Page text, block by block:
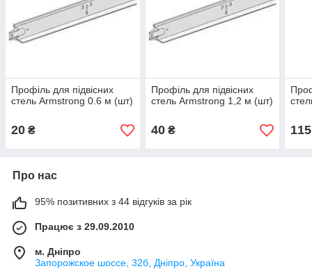
Профіль для підвісних
стель Armstrong 0.6 м (шт)
20 ₴
Профіль для підвісних
стель Armstrong 1,2 м (шт)
40₴ 115
Про нас
95% позитивних з 44 відгуків за рік
Працює з 29.09.2010
м. Дніпро
Запорожское шоссе, 32б, Дніпро, Україна